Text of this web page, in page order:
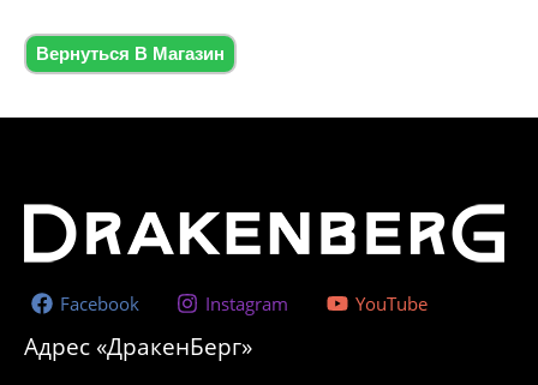
Вернуться В Магазин
Facebook Instagram YouTube
Адрес «ДракенБерг»